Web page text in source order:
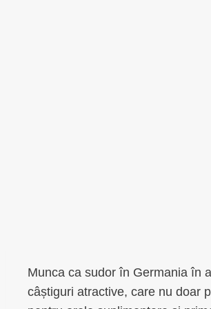
Munca ca sudor în Germania în
câștiguri atractive, care nu doar